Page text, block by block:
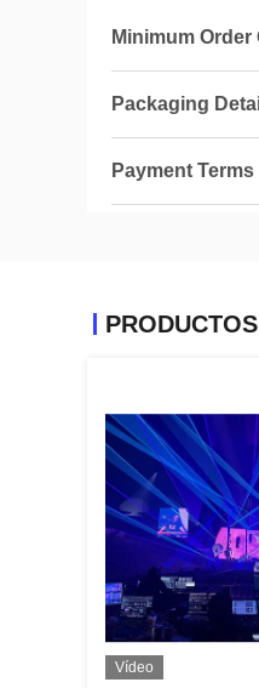
Minimum Order
Packaging
Payment Terms
Vídeo